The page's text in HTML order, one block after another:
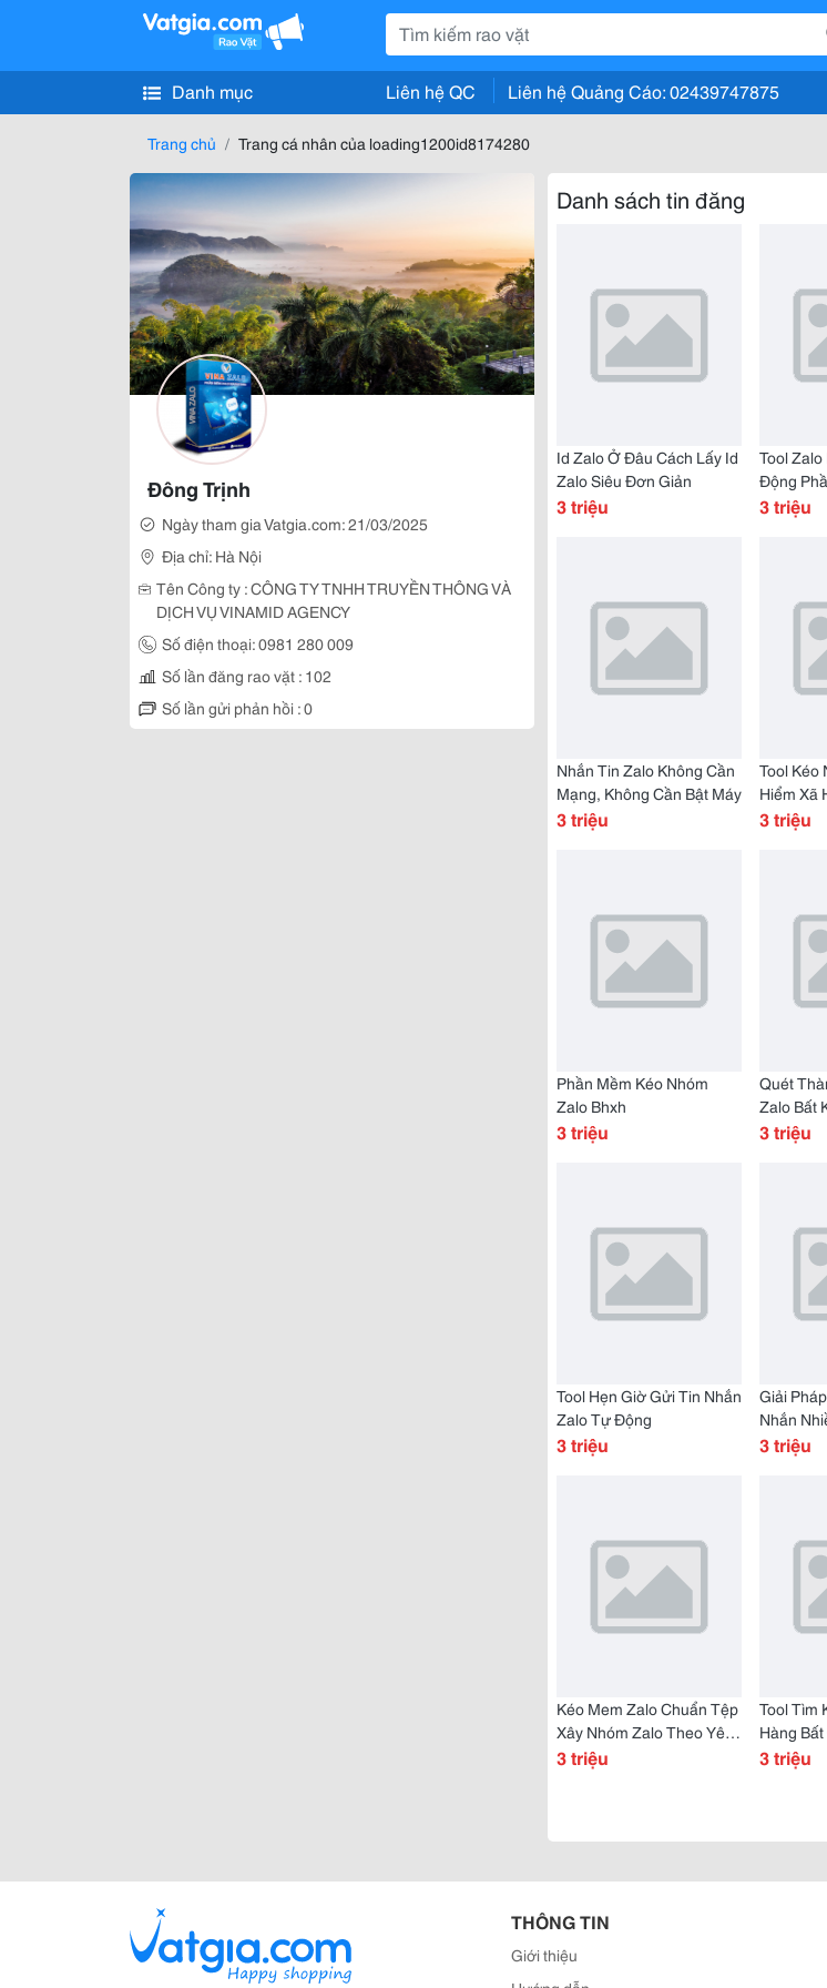
Danh mục Liên hệ QC Liên hệ Quảng Cáo: 02439747875
Trang chủ Trang cá nhân của loading1200id8174280
Đông Trịnh
Ngày tham gia Vatgia.com: 21/03/2025
Địa chỉ: Hà Nội
Tên Công ty : CÔNG TY TNHH TRUYỀN THÔNG VÀ
DỊCH VỤ VINAMID AGENCY
Số điện thoại: 0981 280 009
Số lần đăng rao vặt : 102
Số lần gửi phản hồi : 0
Danh sách tin đăng
Id Zalo Ở Đâu Cách Lấy Id
Zalo Siêu Đơn Giản
3 triệu
Tool
Động
Mem
3 triệu
Nhắn Tin Zalo Không Cần
Mạng, Không Cần Bật Máy
3 triệu
Tool Kéo
Hiểm Xã
3 triệu
Phần Mềm Kéo Nhóm
Zalo Bhxh
3 triệu
Quét
Zalo Bất
3 triệu
Tool Hẹn Giờ Gửi Tin Nhắn
Zalo Tự Động
3 triệu
Giải
Nhắn
Cho Kinh
3 triệu
Kéo Mem Zalo Chuẩn Tệp
Xây Nhóm Zalo Theo Yêu
Cầu
3 triệu
Tool Tìm
Hàng
3 triệu
THÔNG TIN
Giới thiệu